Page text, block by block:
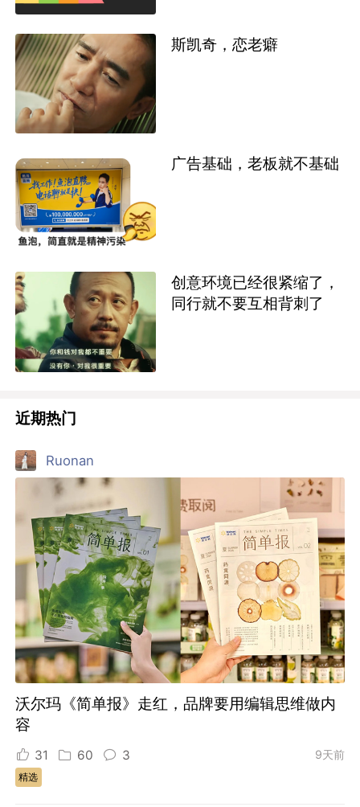
斯凯奇，恋老癖
广告基础，老板就不基础
创意环境已经很紧缩了，
同行就不要互相背刺了
近期热门
Ruonan
沃尔玛《简单报》走红，品牌要用编辑思维做内
容
31 60 3 9天前
精选